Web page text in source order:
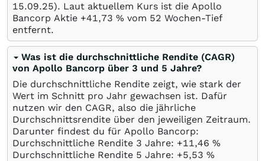
15.09.25). Laut aktuellem Kurs ist die Apollo
Bancorp Aktie +41,73 % vom 52 Wochen-Tief
entfernt.
Was ist die durchschnittliche Rendite (CAGR)
von Apollo Bancorp über 3 und 5 Jahre?
Die durchschnittliche Rendite zeigt, wie stark der
Wert im Schnitt pro Jahr gewachsen ist. Dafür
nutzen wir den CAGR, also die jährliche
Durchschnittsrendite über den jeweiligen Zeitraum.
Darunter findest du für Apollo Bancorp:
Durchschnittliche Rendite 3 Jahre: +11,46 %
Durchschnittliche Rendite 5 Jahre: +5,53 %